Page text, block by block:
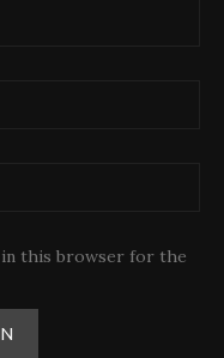
in this browser for the